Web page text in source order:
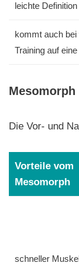
leichte Definition
kommt auch bei
Training auf
Mesomorph
Die Vor- und
Vorteile vom
Mesomorph
schneller